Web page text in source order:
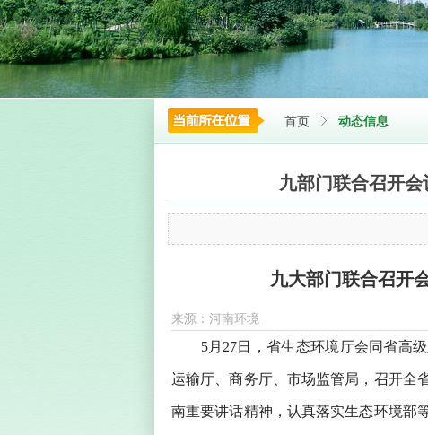
首页 ꁕ 动态信息
九部门联合召开
九大部门联合召开
来源：河南环境
5月27日，省生态环境厅会同省高级
运输厅、商务厅、市场监管局，召开全
南重要讲话精神，认真落实生态环境部